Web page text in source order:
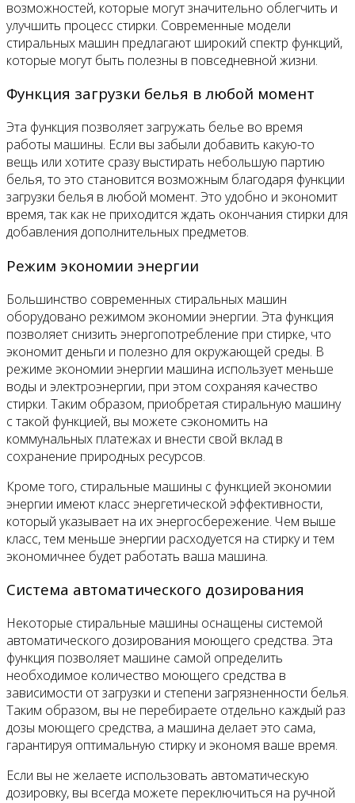
возможностей, которые могут значительно облегчить и
улучшить процесс стирки. Современные модели
стиральных машин предлагают широкий спектр функций,
которые могут быть полезны в повседневной жизни.
Функция загрузки белья в любой момент
Эта функция позволяет загружать белье во время
работы машины. Если вы забыли добавить какую-то
вещь или хотите сразу выстирать небольшую партию
белья, то это становится возможным благодаря функции
загрузки белья в любой момент. Это удобно и экономит
время, так как не приходится ждать окончания стирки для
добавления дополнительных предметов.
Режим экономии энергии
Большинство современных стиральных машин
оборудовано режимом экономии энергии. Эта функция
позволяет снизить энергопотребление при стирке, что
экономит деньги и полезно для окружающей среды. В
режиме экономии энергии машина использует меньше
воды и электроэнергии, при этом сохраняя качество
стирки. Таким образом, приобретая стиральную машину
с такой функцией, вы можете сэкономить на
коммунальных платежах и внести свой вклад в
сохранение природных ресурсов.
Кроме того, стиральные машины с функцией экономии
энергии имеют класс энергетической эффективности,
который указывает на их энергосбережение. Чем выше
класс, тем меньше энергии расходуется на стирку и тем
экономичнее будет работать ваша машина.
Система автоматического дозирования
Некоторые стиральные машины оснащены системой
автоматического дозирования моющего средства. Эта
функция позволяет машине самой определить
необходимое количество моющего средства в
зависимости от загрузки и степени загрязненности белья.
Таким образом, вы не перебираете отдельно каждый раз
дозы моющего средства, а машина делает это сама,
гарантируя оптимальную стирку и экономя ваше время.
Если вы не желаете использовать автоматическую
дозировку, вы всегда можете переключиться на ручной